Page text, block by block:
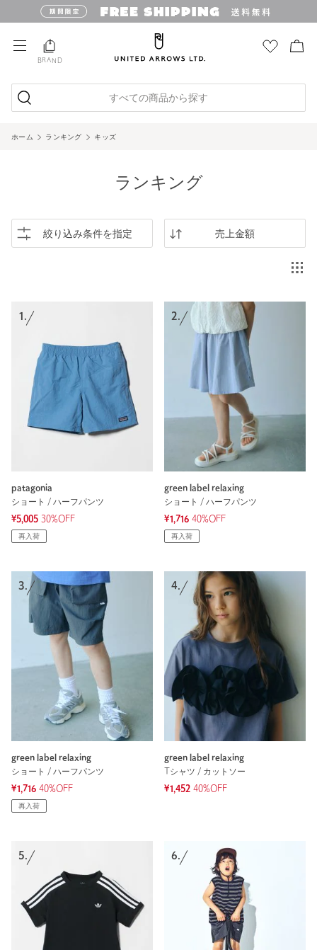
BRAND
すべての商品から探す
ホーム ランキング キッズ
ランキング
絞り込み条件を指定 売上金額
1.
patagonia
ショート / ハーフパンツ
¥5,005 30%OFF
再入荷
2.
green label relaxing
ショート / ハーフパンツ
¥1,716 40%OFF
再入荷
3.
green label relaxing
ショート / ハーフパンツ
¥1,716 40%OFF
再入荷
4.
green label relaxing
Tシャツ / カットソー
¥1,452 40%OFF
5. 6.